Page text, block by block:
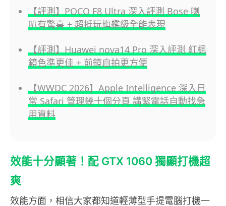
【評測】POCO F8 Ultra 深入評測 Bose 喇
叭有驚喜 + 超抵玩旗艦級全能表現
【評測】Huawei nova14 Pro 深入評測 紅楓
鏡色準更佳 + 前鏡自拍更方便
【WWDC 2026】Apple Intelligence 深入日
常 Safari 管理幾十個分頁 講緊電話自動找急
用資料
效能十分顯著！配 GTX 1060 獨顯打機超
爽
效能方面，相信大家都知道輕薄型手提電腦打機一